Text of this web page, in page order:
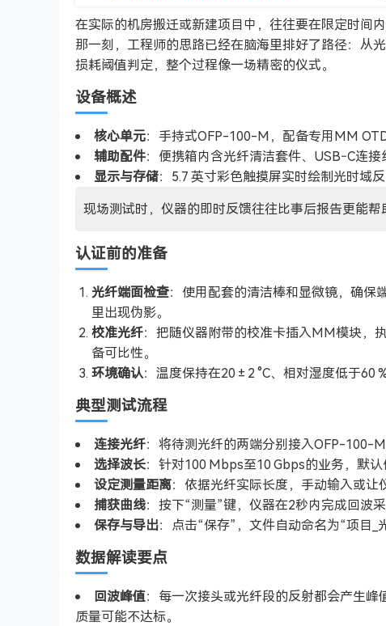
在实际的机房搬迁或新建项目中，往往要在限定时间
那一刻，工程师的思路已经在脑海里排好了路径：从
损耗阈值判定，整个过程像一场精密的仪式。
设备概述
核心单元：手持式OFP-100-M，配备专用MM
辅助配件：便携箱内含光纤清洁套件、USB‑C连接
显示与存储：5.7 英寸彩色触摸屏实时绘制光时域
现场测试时，仪器的即时反馈往往比事后报告更能帮
认证前的准备
光纤端面检查：使用配套的清洁棒和显微镜，确保
里出现伪影。
校准光纤：把随仪器附带的校准卡插入MM模块，
备可比性。
环境确认：温度保持在20 ± 2 °C、相对湿度低于60
典型测试流程
连接光纤：将待测光纤的两端分别接入OFP-100-
选择波长：针对100 Mbps至10 Gbps的业务，默
设定测量距离：依据光纤实际长度，手动输入或让
捕获曲线：按下“测量”键，仪器在2秒内完成回波
保存与导出：点击“保存”，文件自动命名为“项目
数据解读要点
回波峰值：每一次接头或光纤段的反射都会产生
质量可能不达标。